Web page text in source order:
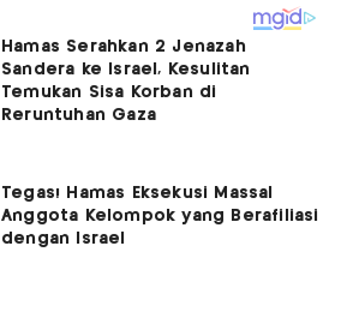
Hamas Serahkan 2 Jenazah
Sandera ke Israel, Kesulitan
Temukan Sisa Korban di
Reruntuhan Gaza
Tegas! Hamas Eksekusi Massal
Anggota Kelompok yang Berafiliasi
dengan Israel